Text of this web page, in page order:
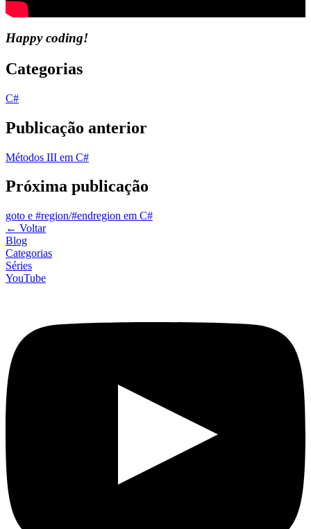
Happy coding!
Categorias
C#
Publicação anterior
Métodos III em C#
Próxima publicação
goto e #region/#endregion em C#
← Voltar
Blog
Categorias
Séries
YouTube